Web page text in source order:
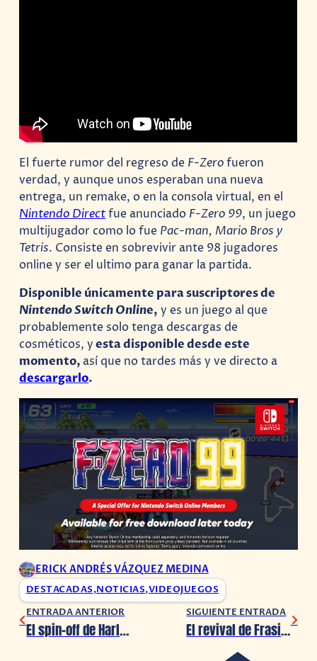
El fuerte rumor del regreso de F-Zerofueron
verdad, y aunque unos esperaban una nueva
entrega, un remake, o en la consola virtual, en el
Nintendo Directfue anunciado F-Zero 99, un juego
multijugador como lo fue Pac-man, Mario Bros y
Tetris. Consiste en sobrevivir ante 98 jugadores
online y ser el ultimo para ganar la partida.
Disponible únicamente para suscriptores de
Nintendo Switch Online, y es un juego al que
probablemente solo tenga descargas de
cosméticos, yesta disponible desde este
momento, así que no tardes más y ve directo a
descargarlo.
ERICK ANDRÉS VÁZQUEZ MEDINA
DESTACADAS,NOTICIAS,VIDEOJUEGOS
ENTRADA ANTERIOR
El spin-off de Harley Quinn, Kite Man, presenta su primer avance
SIGUIENTE ENTRADA
El revival de Frasier lanza su primer avance